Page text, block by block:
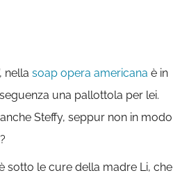
, nella soap opera americana è in
una pallottola per lei.
Steffy, seppur non in modo
sotto le cure della madre Li, che